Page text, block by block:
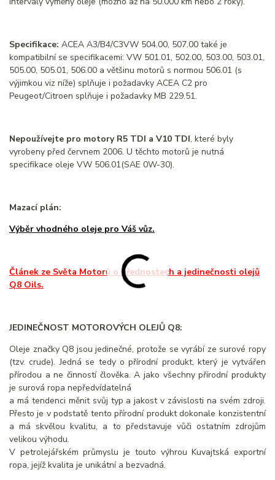
Specifikace: ACEA A3/B4/C3VW 504.00, 507.00 také je
kompatibilní se specifikacemi: VW 501.01, 502.00, 503.00, 503.01,
505.00, 505.01, 506.00 a většinu motorů s normou 506.01 (s
výjimkou viz níže) splňuje i požadavky ACEA C2 pro
Peugeot/Citroen splňuje i požadavky MB 229.51.
Nepoužívejte pro motory R5 TDI a V10 TDI, které byly
vyrobeny před červnem 2006. U těchto motorů je nutná
specifikace oleje VW 506.01(SAE 0W-30).
Mazací plán:
Výběr vhodného oleje pro Váš vůz.
Článek ze Světa Motorů o přednostech a jedinečnosti olejů
Q8 Oils.
JEDINEČNOST MOTOROVÝCH OLEJŮ Q8:
Oleje značky Q8 jsou jedinečné, protože se vyrábí ze surové ropy
(tzv. crude). Jedná se tedy o přírodní produkt, který je vytvářen
přírodou a ne činností člověka. A jako všechny přírodní produkty
je surová ropa nepředvídatelná
a má tendenci měnit svůj typ a jakost v závislosti na svém zdroji.
Přesto je v podstatě tento přírodní produkt dokonale konzistentní
a má skvělou kvalitu, a to představuje vůči ostatním zdrojům
velikou výhodu.
V petrolejářském průmyslu je touto výhrou Kuvajtská exportní
ropa, jejíž kvalita je unikátní a bezvadná.